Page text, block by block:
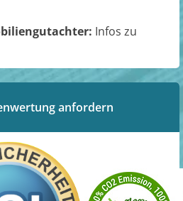
Infos zu
anfordern